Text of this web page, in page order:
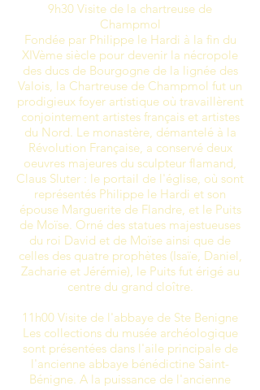
9h30 Visite de la chartreuse de
Champmol
Fondée par Philippe le Hardi à la fin du
XIVème siècle pour devenir la nécropole
des ducs de Bourgogne de la lignée des
Valois, la Chartreuse de Champmol fut un
prodigieux foyer artistique où travaillèrent
conjointement artistes français et artistes
du Nord. Le monastère, démantelé à la
Révolution Française, a conservé deux
oeuvres majeures du sculpteur flamand,
Claus Sluter : le portail de l'église, où sont
représentés Philippe le Hardi et son
épouse Marguerite de Flandre, et le Puits
de Moïse. Orné des statues majestueuses
du roi David et de Moïse ainsi que de
celles des quatre prophètes (Isaïe, Daniel,
Zacharie et Jérémie), le Puits fut érigé au
centre du grand cloître.
11h00 Visite de l'abbaye de Ste Benigne
Les collections du musée archéologique
sont présentées dans l'aile principale de
l'ancienne abbaye bénédictine Saint-
Bénigne. A la puissance de l'ancienne